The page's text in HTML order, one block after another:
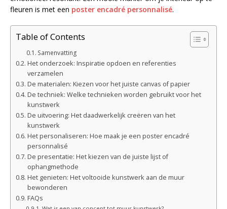
fleuren is met een poster encadré personnalisé.
Table of Contents
Samenvatting
Het onderzoek: Inspiratie opdoen en referenties
verzamelen
De materialen: Kiezen voor het juiste canvas of papier
De techniek: Welke technieken worden gebruikt voor het
kunstwerk
De uitvoering: Het daadwerkelijk creëren van het
kunstwerk
Het personaliseren: Hoe maak je een poster encadré
personnalisé
De presentatie: Het kiezen van de juiste lijst of
ophangmethode
Het genieten: Het voltooide kunstwerk aan de muur
bewonderen
FAQs